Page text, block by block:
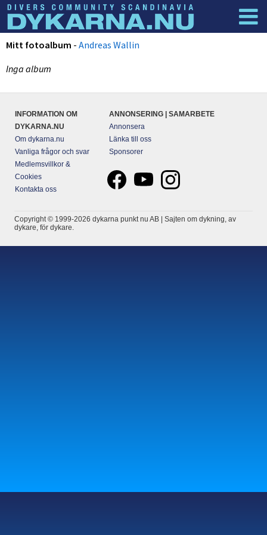
Dyknyheter
Mitt fotoalbum - Andreas Wallin
Inga album
INFORMATION OM
DYKARNA.NU
Om dykarna.nu
Vanliga frågor och svar
Medlemsvillkor &
Cookies
Kontakta oss
ANNONSERING | SAMARBETE
Annonsera
Länka till oss
Sponsorer
Copyright © 1999-2026 dykarna punkt nu AB | Sajten om dykning, av
dykare, för dykare.